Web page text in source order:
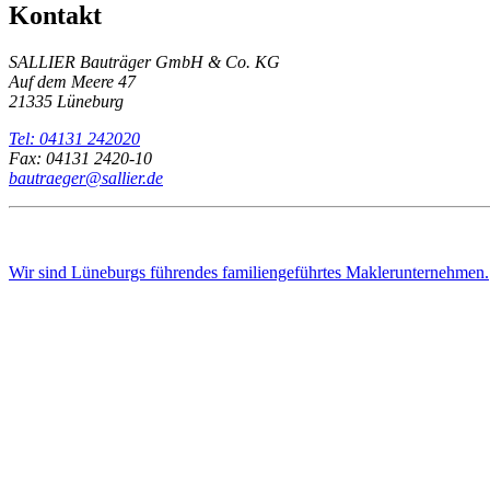
Kontakt
SALLIER Bauträger GmbH & Co. KG
Auf dem Meere 47
21335 Lüneburg
Tel: 04131 242020
Fax: 04131 2420-10
bautraeger@sallier.de
Wir sind Lüneburgs führendes familiengeführtes Maklerunternehmen.